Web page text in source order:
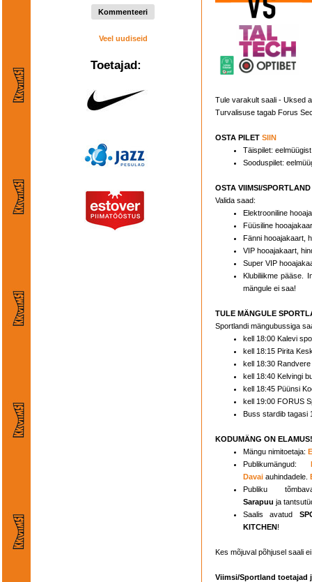
Kommenteeri
Veel uudiseid
Toetajad:
Tule varakult saali - Uksed
Turvalisuse tagab Forus
OSTA PILET SIIN
Täispilet:
Sooduspilet:
OSTA VIIMSI/
Valida saad:
Elektrooniline
Füüsiline
Fänni hooajakaart,
VIP hooajakaart,
Super VIP
Klubiliikme pääse.
mängule ei saa!
TULE MÄNGULE
Sportlandi mängubussiga
kell 18:00 Kalevi
kell 18:15 Pirita
kell 18:30
kell 18:40 Kelvingi
kell 18:45 Püünsi
kell 19:00 FORUS
Buss stardib tagasi
KODUMÄNG ON ELAMUS!
Mängu nimitoetaja:
Publikumängud:
Davai auhindadele.
Publiku
Sarapuu ja
Saalis avatud
KITCHEN!
Kes mõjuval põhjusel saali
Viimsi/Sportland toetajad